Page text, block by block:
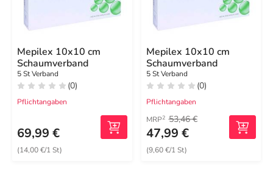
Mepilex 10x10 cm
Schaumverband
5 St Verband
(0)
Pflichtangaben
69,99 €
(14,00 €/1 St)
Mepilex 10x10 cm
Schaumverband
5 St Verband
(0)
Pflichtangaben
MRP2 53,46 €
47,99 €
(9,60 €/1 St)